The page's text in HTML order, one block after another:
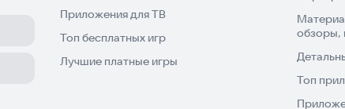
Приложения для ТВ
Топ бесплатных игр
Лучшие платные игры
обзоры,
Топ